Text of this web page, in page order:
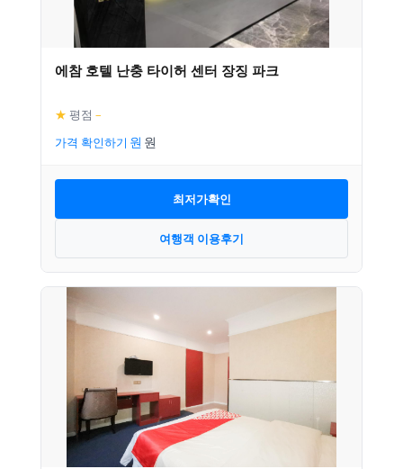
에참 호텔 난충 타이허 센터 장징 파크
★ 평점 –
가격 확인하기
최저가확인
여행객 이용후기